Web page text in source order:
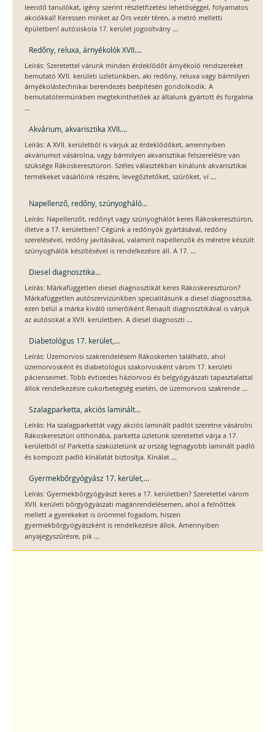
leendő tanulókat, igény szerint részletfizetési lehetőséggel, folyamatos
akciókkal! Keressen minket az Örs vezér téren, a metró melletti
épületben! autósiskola 17. kerület jogosítvány ...
Redőny, reluxa, árnyékolók XVII....
Leírás: Szeretettel várunk minden érdeklődőt árnyékoló rendszereket
bemutató XVII. kerületi üzletünkben, aki redőny, reluxa vagy bármilyen
árnyékolástechnikai berendezés beépítésén gondolkodik. A
bemutatótermünkben megtekinthetőek az általunk gyártott és forgalma
...
Akvárium, akvarisztika XVII....
Leírás: A XVII. kerületből is várjuk az érdeklődőket, amennyiben
akváriumot vásárolna, vagy bármilyen akvarisztikai felszerelésre van
szüksége Rákoskeresztúron. Széles választékban kínálunk akvarisztikai
termékeket vásárlóink részére, levegőztetőket, szűrőket, ví ...
Napellenző, redőny, szúnyogháló...
Leírás: Napellenzőt, redőnyt vagy szúnyoghálót keres Rákoskeresztúron,
illetve a 17. kerületben? Cégünk a redőnyök gyártásával, redőny
szerelésével, redőny javításával, valamint napellenzők és méretre készült
szúnyoghálók készítésével is rendelkezésre áll. A 17. ...
Diesel diagnosztika...
Leírás: Márkafüggetlen diesel diagnosztikát keres Rákoskeresztúron?
Márkafüggetlen autószervizünkben specialitásunk a diesel diagnosztika,
ezen belül a márka kiváló ismerőiként Renault diagnosztikával is várjuk
az autósokat a XVII. kerületben. A diesel diagnoszti ...
Diabetológus 17. kerület,...
Leírás: Üzemorvosi szakrendelésem Rákoskerten található, ahol
üzemorvosként és diabetológus szakorvosként várom 17. kerületi
pácienseimet. Több évtizedes háziorvosi és belgyógyászati tapasztalattal
állok rendelkezésre cukorbetegség esetén, de üzemorvosi szakrende ...
Szalagparketta, akciós laminált...
Leírás: Ha szalagparkettát vagy akciós laminált padlót szeretne vásárolni
Rákoskeresztúri otthonába, parketta üzletünk szeretettel várja a 17.
kerületből is! Parketta szaküzletünk az ország legnagyobb laminált padló
és kompozit padló kínálatát biztosítja. Kínálat ...
Gyermekbőrgyógyász 17. kerület,...
Leírás: Gyermekbőrgyógyászt keres a 17. kerületben? Szeretettel várom
XVII. kerületi bőrgyógyászati magánrendelésemen, ahol a felnőttek
mellett a gyerekeket is örömmel fogadom, hiszen
gyermekbőrgyógyászként is rendelkezésre állok. Amennyiben
anyajegyszűrésre, pik ...